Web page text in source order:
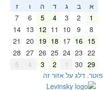
א ב ג ד ה
ז
2
3
4
5
6
7
8
9
10
11
12
13
14
15
16
17
18
19
20
21
22
23
24
25
26
27
28
29
30
1
2
3
4
5
דלג על אזור זה